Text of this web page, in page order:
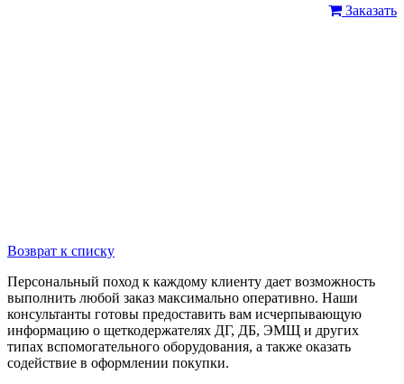
Заказать
Возврат к списку
Персональный поход к каждому клиенту дает возможность
выполнить любой заказ максимально оперативно. Наши
консультанты готовы предоставить вам исчерпывающую
информацию о щеткодержателях ДГ, ДБ, ЭМЩ и других
типах вспомогательного оборудования, а также оказать
содействие в оформлении покупки.